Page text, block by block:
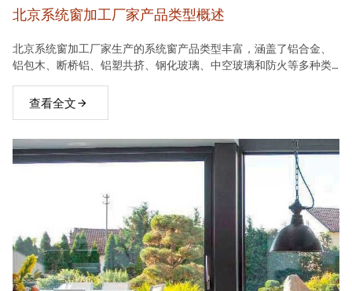
北京系统窗加工厂家产品类型概述
北京系统窗加工厂家生产的系统窗产品类型丰富，涵盖了铝合金、
铝包木、断桥铝、铝塑共挤、钢化玻璃、中空玻璃和防火等多种类
满足不同客户的需求。
查看全文